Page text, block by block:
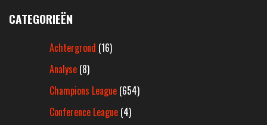
CATEGORIEËN
Achtergrond (16)
Analyse (8)
Champions League (654)
Conference League (4)